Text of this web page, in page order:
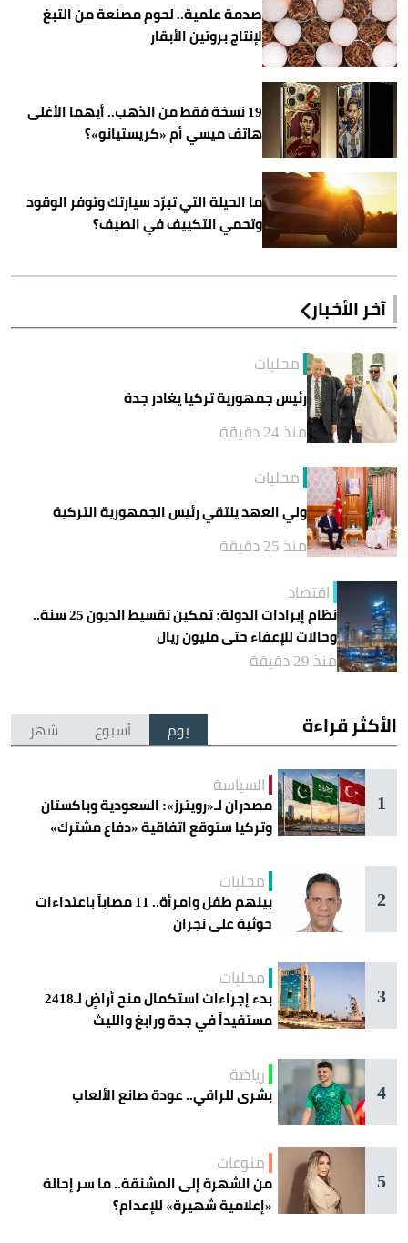
صدمة علمية.. لحوم مصنعة من التبغ
لإنتاج بروتين الأبقار
19 نسخة فقط من الذهب.. أيهما الأغلى
هاتف ميسي أم «كريستيانو»؟
ما الحيلة التي تبرّد سيارتك وتوفر الوقود
وتحمي التكييف في الصيف؟
آخر الأخبار
محليات
رئيس جمهورية تركيا يغادر جدة
منذ 24 دقيقة
محليات
ولي العهد يلتقي رئيس الجمهورية التركية
منذ 25 دقيقة
اقتصاد
نظام إيرادات الدولة: تمكين تقسيط الديون 25 سنة..
وحالات للإعفاء حتى مليون ريال
منذ 29 دقيقة
الأكثر قراءة يوم أسبوع شهر
1
السياسة
مصدران لـ«رويترز»: السعودية وباكستان
وتركيا ستوقع اتفاقية «دفاع مشترك»
2
محليات
بينهم طفل وامرأة.. 11 مصاباً باعتداءات
حوثية على نجران
3
محليات
بدء إجراءات استكمال منح أراضٍ لـ2418
مستفيداً في جدة ورابغ والليث
4
رياضة
بشرى للراقي.. عودة صانع الألعاب
5
منوعات
من الشهرة إلى المشنقة.. ما سر إحالة
«إعلامية شهيرة» للإعدام؟